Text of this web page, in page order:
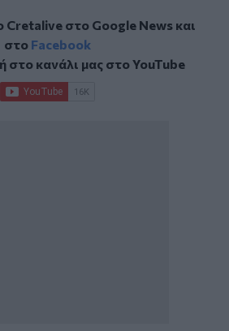
Cretalive στο Google Newsκαι
στο Facebook
στο κανάλι μας στοYouTube